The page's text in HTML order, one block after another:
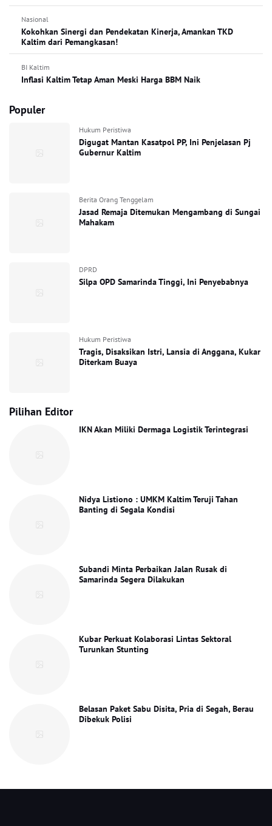
Nasional
Kokohkan Sinergi dan Pendekatan Kinerja, Amankan TKD
Kaltim dari Pemangkasan!
BI Kaltim
Inflasi Kaltim Tetap Aman Meski Harga BBM Naik
Populer
Hukum Peristiwa
Digugat Mantan Kasatpol PP, Ini Penjelasan Pj
Gubernur Kaltim
Berita Orang Tenggelam
Jasad Remaja Ditemukan Mengambang di Sungai
Mahakam
DPRD
Silpa OPD Samarinda Tinggi, Ini Penyebabnya
Hukum Peristiwa
Tragis, Disaksikan Istri, Lansia di Anggana, Kukar
Diterkam Buaya
Pilihan Editor
IKN Akan Miliki Dermaga Logistik Terintegrasi
Nidya Listiono : UMKM Kaltim Teruji Tahan
Banting di Segala Kondisi
Subandi Minta Perbaikan Jalan Rusak di
Samarinda Segera Dilakukan
Kubar Perkuat Kolaborasi Lintas Sektoral
Turunkan Stunting
Belasan Paket Sabu Disita, Pria di Segah, Berau
Dibekuk Polisi